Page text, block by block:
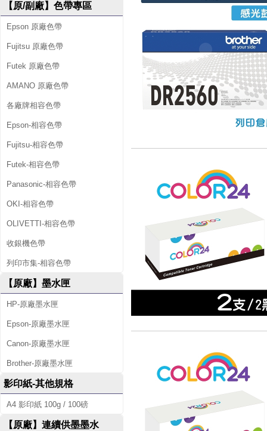
【原/副廠】色帶專區
Epson 原廠色帶
Fujitsu 原廠色帶
Futek 原廠色帶
AMANO 原廠色帶
各廠牌相容色帶
Epson-相容色帶
Fujitsu-相容色帶
Futek-相容色帶
Panasonic-相容色帶
OKI-相容色帶
OLIVETTI-相容色帶
收銀機色帶
列印市集-相容色帶
【原廠】墨水匣
HP-原廠墨水匣
Epson-原廠墨水匣
Canon-原廠墨水匣
Brother-原廠墨水匣
影印紙-其他規格
A4 影印紙 100g / 100磅
【原廠】連續供墨墨水